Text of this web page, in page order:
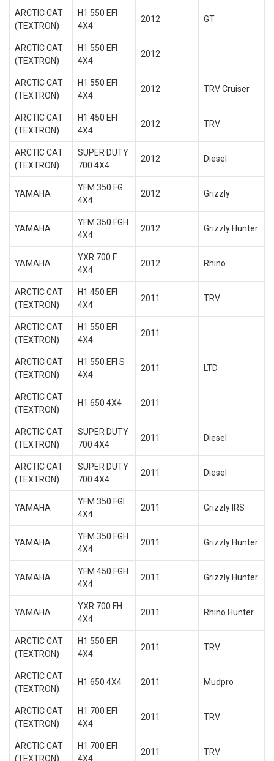
ARCTIC CAT
(TEXTRON)
H1 550 EFI
4X4
2012 GT
ARCTIC CAT
(TEXTRON)
H1 550 EFI
4X4
2012
ARCTIC CAT
(TEXTRON)
H1 550 EFI
4X4
2012 TRV Cruiser
ARCTIC CAT
(TEXTRON)
H1 450 EFI
4X4
2012 TRV
ARCTIC CAT
(TEXTRON)
SUPER DUTY
700 4X4
2012 Diesel
YAMAHA
YFM 350 FG
4X4
2012 Grizzly
YAMAHA
YFM 350 FGH
4X4
2012 Grizzly Hunter
YAMAHA
YXR 700 F
4X4
2012 Rhino
ARCTIC CAT
(TEXTRON)
H1 450 EFI
4X4
2011 TRV
ARCTIC CAT
(TEXTRON)
H1 550 EFI
4X4
2011
ARCTIC CAT
(TEXTRON)
H1 550 EFI S
4X4
2011 LTD
ARCTIC CAT
(TEXTRON)
H1 650 4X4 2011
ARCTIC CAT
(TEXTRON)
SUPER DUTY
700 4X4
2011 Diesel
ARCTIC CAT
(TEXTRON)
SUPER DUTY
700 4X4
2011 Diesel
YAMAHA
YFM 350 FGI
4X4
2011 Grizzly IRS
YAMAHA
YFM 350 FGH
4X4
2011 Grizzly Hunter
YAMAHA
YFM 450 FGH
4X4
2011 Grizzly Hunter
YAMAHA
YXR 700 FH
4X4
2011 Rhino Hunter
ARCTIC CAT
(TEXTRON)
H1 550 EFI
4X4
2011 TRV
ARCTIC CAT
(TEXTRON)
H1 650 4X4 2011 Mudpro
ARCTIC CAT
(TEXTRON)
H1 700 EFI
4X4
2011 TRV
ARCTIC CAT
(TEXTRON)
H1 700 EFI
4X4
2011 TRV